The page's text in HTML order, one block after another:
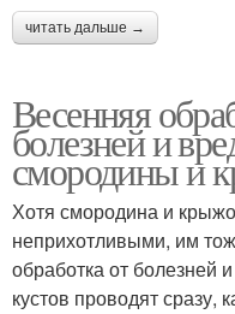
читать дальше →
Весенняя
болезней и
смородины и
Хотя смородина и
неприхотливыми, им
обработка от болезней
кустов проводят сразу,